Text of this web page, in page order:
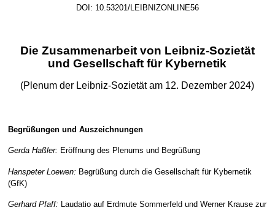
DOI: 10.53201/LEIBNIZONLINE56
Die Zusammenarbeit von Leibniz-Sozietät
und Gesellschaft für Kybernetik
(Plenum der Leibniz-Sozietät am 12. Dezember 2024)
Begrüßungen und Auszeichnungen
Gerda Haßler: Eröffnung des Plenums und Begrüßung
Hanspeter Loewen: Begrüßung durch die Gesellschaft für Kybernetik
(GfK)
Gerhard Pfaff: Laudatio auf Erdmute Sommerfeld und Werner Krause zur